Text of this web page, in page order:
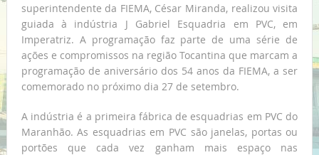
superintendente da FIEMA, César Miranda, realizou visita
guiada à indústria J Gabriel Esquadria em PVC, em
Imperatriz. A programação faz parte de uma série de
ações e compromissos na região Tocantina que marcam a
programação de aniversário dos 54 anos da FIEMA, a ser
comemorado no próximo dia 27 de setembro.
A indústria é a primeira fábrica de esquadrias em PVC do
Maranhão. As esquadrias em PVC são janelas, portas ou
portões que cada vez ganham mais espaço nas